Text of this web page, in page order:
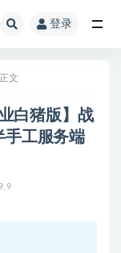
登录
正文
白猪版】战
手工服务端